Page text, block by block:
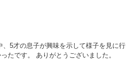
5才の息子が興味を示して様子を見に行
たです。 ありがとうございました。